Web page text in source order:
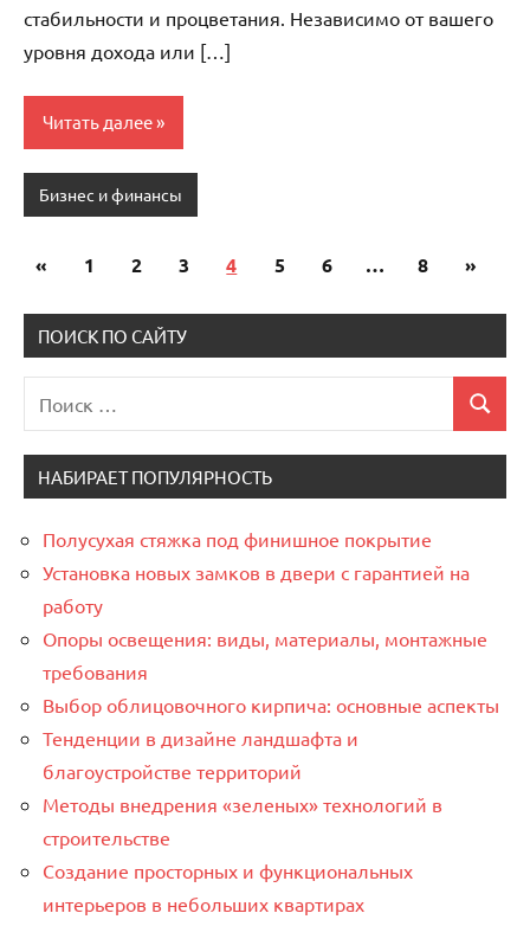
стабильности и процветания. Независимо от вашего
уровня дохода или […]
Читать далее
Бизнес и финансы
записей
« Предыдущие
1 2 3 4 5 6 … 8 »
ПОИСК ПО САЙТУ
для:
Поиск
НАБИРАЕТ ПОПУЛЯРНОСТЬ
Полусухая стяжка под финишное покрытие
Установка новых замков в двери с гарантией на
работу
Опоры освещения: виды, материалы, монтажные
требования
Выбор облицовочного кирпича: основные аспекты
Тенденции в дизайне ландшафта и
благоустройстве территорий
Методы внедрения «зеленых» технологий в
строительстве
Создание просторных и функциональных
интерьеров в небольших квартирах